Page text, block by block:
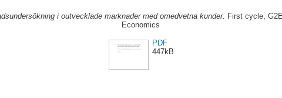
i outvecklade marknader med omedvetna kunder. First cycle,
Economics
PDF
447kB